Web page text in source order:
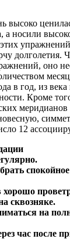
высоко
а носили
долголетия.
оно
в год, из
Кроме
меридианов
12
хорошо
сквозняке.
на
час после